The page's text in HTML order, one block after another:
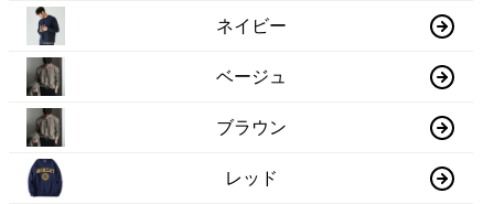
ネイビー
ベージュ
ブラウン
レッド